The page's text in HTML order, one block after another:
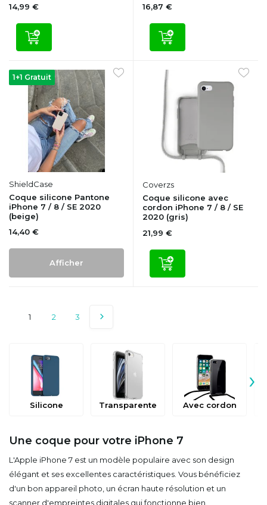
14,99 €
16,87 €
1+1 Gratuit
ShieldCase
Coque silicone Pantone
iPhone 7 / 8 / SE 2020
(beige)
14,40 €
Afficher
Coverzs
Coque silicone avec
cordon iPhone 7 / 8 / SE
2020 (gris)
21,99 €
1 2 3
Silicone Transparente Avec cordon
›
Une coque pour votre iPhone 7
L'Apple iPhone 7 est un modèle populaire avec son design
élégant et ses excellentes caractéristiques. Vous bénéficiez
d'un bon appareil photo, un écran haute résolution et un
scanner d'empreintes digitales qui fonctionne bien.